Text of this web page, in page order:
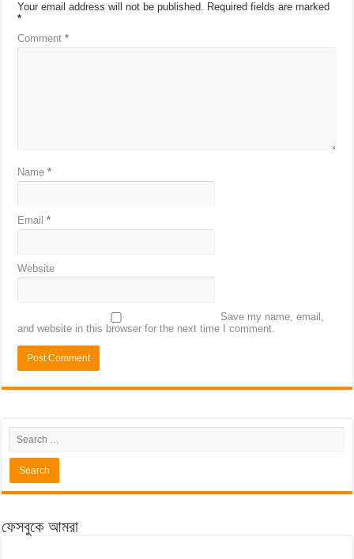
Your email address will not be published. Required fields are marked
*
Comment*
Name*
Email*
Website
Save my name, email,
and website in this browser for the next time I comment.
ফেসবুকে আমরা